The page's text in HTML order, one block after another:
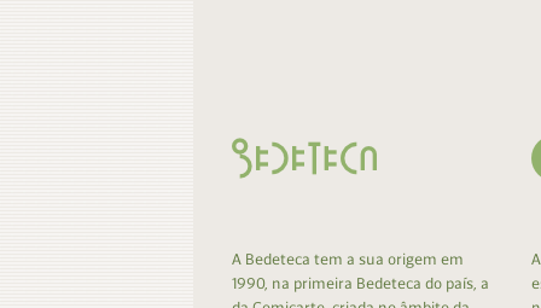
A Bedeteca tem a sua origem em
1990, na primeira Bedeteca do país, a